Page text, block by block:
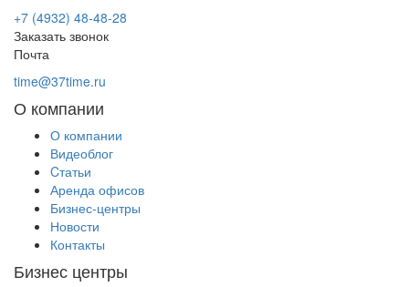
+7 (4932) 48-48-28
Заказать звонок
Почта
time@37time.ru
О компании
О компании
Видеоблог
Cтатьи
Аренда офисов
Бизнес-центры
Новости
Контакты
Бизнес центры